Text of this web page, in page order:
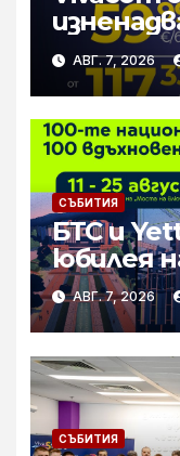
през
АВГ. 7, 2026
СЪБИТИЯ
БТС и
юбилея
обекта“
изложба
АВГ. 7, 2026
СЪБИТИЯ